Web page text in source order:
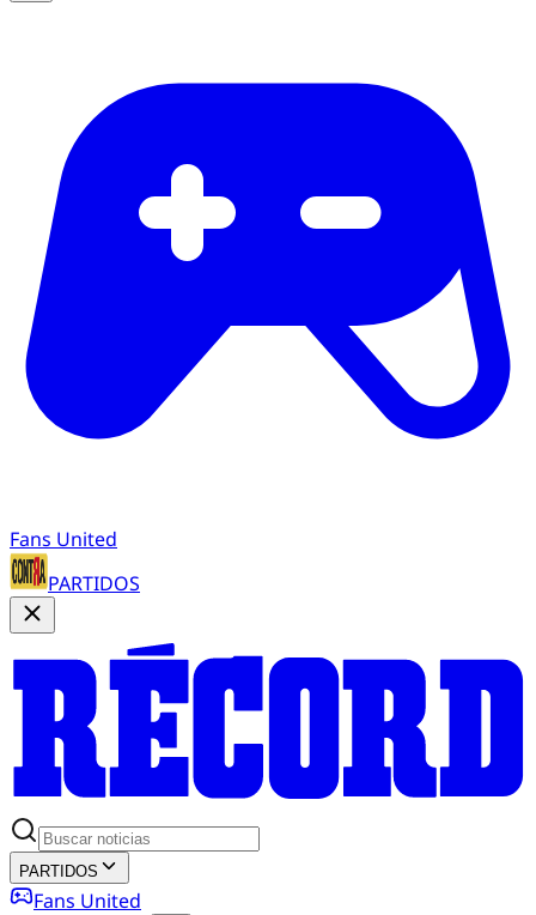
Fans United
PARTIDOS
PARTIDOS
Fans United